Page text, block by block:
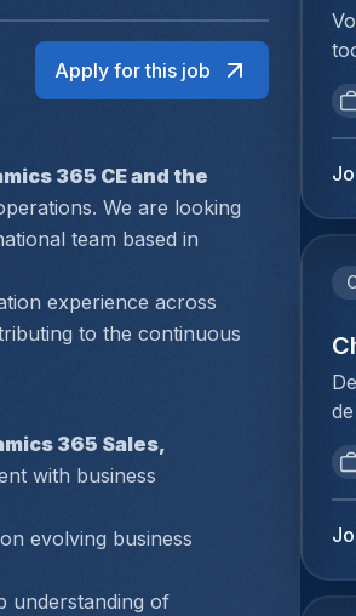
Apply for this job
365 CE and the
We are looking
to the continuous
365 Sales,
with business
evolving business
understanding of
is